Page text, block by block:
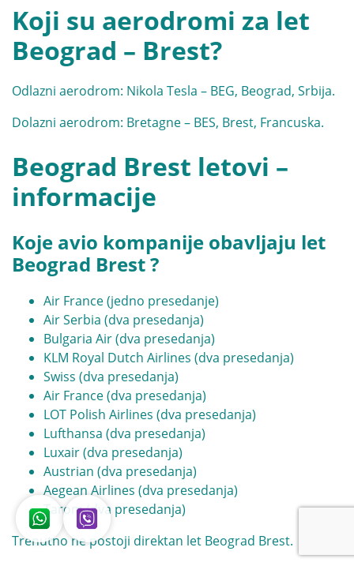
Koji su aerodromi za let
Beograd – Brest?
Odlazni aerodrom: Nikola Tesla – BEG, Beograd, Srbija.
Dolazni aerodrom: Bretagne – BES, Brest, Francuska.
Beograd Brest letovi –
informacije
Koje avio kompanije obavljaju let
Beograd Brest ?
Air France (jedno presedanje)
Air Serbia (dva presedanja)
Bulgaria Air (dva presedanja)
KLM Royal Dutch Airlines (dva presedanja)
Swiss (dva presedanja)
Air France (dva presedanja)
LOT Polish Airlines (dva presedanja)
Lufthansa (dva presedanja)
Luxair (dva presedanja)
Austrian (dva presedanja)
Aegean Airlines (dva presedanja)
Tarom (dva presedanja)
Trenutno ne postoji direktan let Beograd Brest.